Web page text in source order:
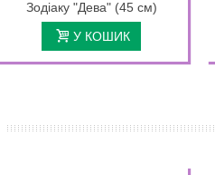
Зодіаку "Дева" (45 см)
У КОШИК